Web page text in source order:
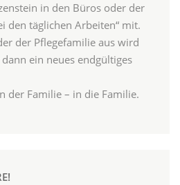
in den Büros oder der
den täglichen Arbeiten“ mit.
der Pflegefamilie aus wird
ein neues endgültiges
der Familie – in die Familie.